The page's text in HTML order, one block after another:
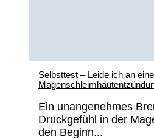
Selbsttest – Leide ich an
Ein unangenehmes
Druckgefühl in der
den Beginn...